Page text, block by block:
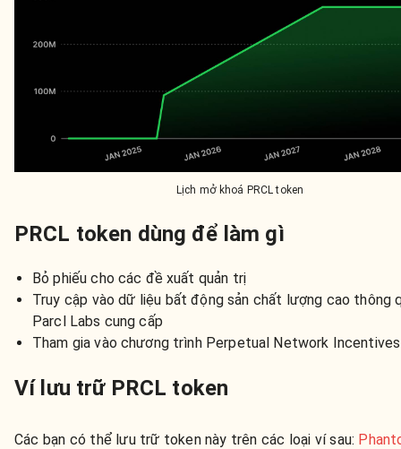
Lịch mở khoá PRCL token
PRCL token dùng để làm gì
Bỏ phiếu cho các đề xuất quản trị
Truy cập vào dữ liệu bất động sản chất lượng cao thông
Parcl Labs cung cấp
Tham gia vào chương trình Perpetual Network Incentives
Ví lưu trữ PRCL token
Các bạn có thể lưu trữ token này trên các loại ví sau: